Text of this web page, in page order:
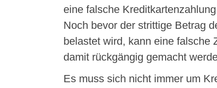
eine falsche
Noch bevor der strittige Betrag
belastet wird, kann eine falsche
damit rückgängig gemacht
Es muss sich nicht immer um